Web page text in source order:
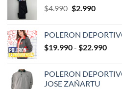
$4.990 El
era:
$4.990.
$2.990El
es:
$2.990.
POLERON
$19.990- $22.990
POLERON
JOSE ZAÑARTU